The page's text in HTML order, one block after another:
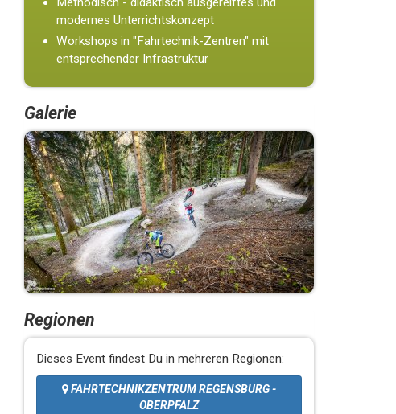
modernes Unterrichtskonzept
Workshops in "Fahrtechnik-Zentren" mit
entsprechender Infrastruktur
Galerie
Regionen
Dieses Event findest Du in mehreren Regionen:
FAHRTECHNIKZENTRUM REGENSBURG -
OBERPFALZ